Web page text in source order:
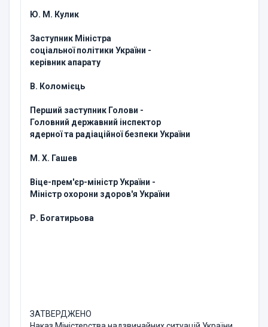
Ю. М. Кулик
Заступник Міністра
соціальної політики України -
керівник апарату
В. Коломієць
Перший заступник Голови -
Головний державний інспектор
ядерної та радіаційної безпеки України
М. Х. Гашев
Віце-прем'єр-міністр України -
Міністр охорони здоров'я України
Р. Богатирьова
ЗАТВЕРДЖЕНО